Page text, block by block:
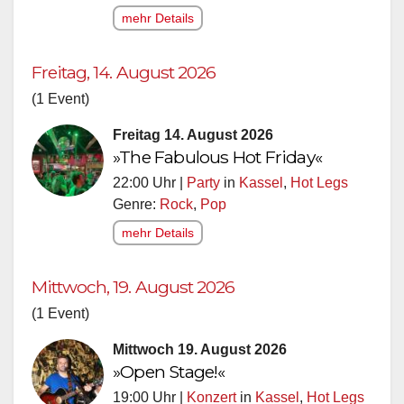
mehr Details
Freitag, 14. August 2026
(1 Event)
Freitag 14. August 2026
»The Fabulous Hot Friday«
22:00 Uhr | Party in Kassel , Hot Legs
Genre: Rock, Pop
mehr Details
Mittwoch, 19. August 2026
(1 Event)
Mittwoch 19. August 2026
»Open Stage!«
19:00 Uhr | Konzertin Kassel , Hot Legs